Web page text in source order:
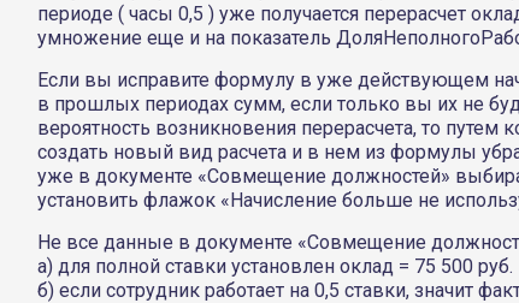
периоде ( часы 0,5 ) уже получается перерасчет
умножение еще и на показатель
Если вы исправите формулу в уже действующем
в прошлых периодах сумм, если только вы их не
вероятность возникновения перерасчета, то
создать новый вид расчета и в нем из формулы
уже в документе «Совмещение должностей»
установить флажок «Начисление больше не
Не все данные в документе «Совмещение
а) для полной ставки установлен оклад = 75 500 руб.
б) если сотрудник работает на 0,5 ставки, значит